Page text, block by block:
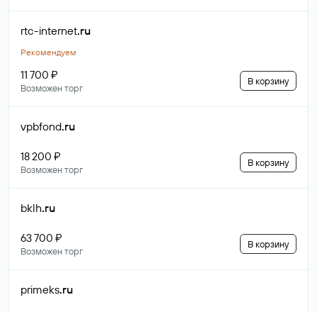
rtc-internet.ru
Рекомендуем
11 700 ₽
Возможен торг
В корзину
vpbfond.ru
18 200 ₽
Возможен торг
В корзину
bklh.ru
63 700 ₽
Возможен торг
В корзину
primeks.ru